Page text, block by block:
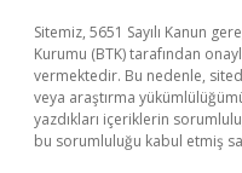
Sitemiz, 5651 Sayılı Kanun
Kurumu (BTK) tarafından
vermektedir. Bu nedenle,
veya araştırma
yazdıkları içeriklerin
bu sorumluluğu kabul etmiş